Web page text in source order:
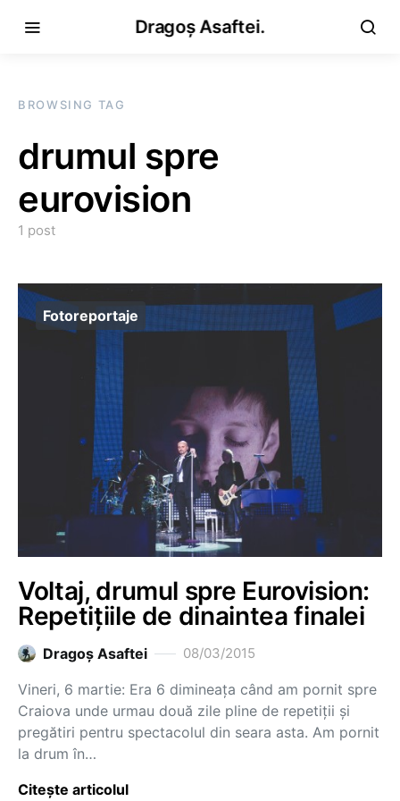
Dragoș Asaftei.
BROWSING TAG
drumul spre
eurovision
1 post
Fotoreportaje
Voltaj, drumul spre Eurovision:
Repetițiile de dinaintea finalei
Dragoş Asaftei 08/03/2015
Vineri, 6 martie: Era 6 dimineața când am pornit spre
Craiova unde urmau două zile pline de repetiții și
pregătiri pentru spectacolul din seara asta. Am pornit
la drum în…
Citește articolul